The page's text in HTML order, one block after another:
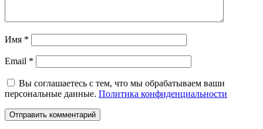
Имя *
Email *
Вы соглашаетесь с тем, что мы обрабатываем ваши
персональные данные. Политика конфиденциальности